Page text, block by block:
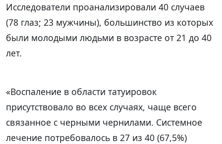
Исследователи проанализировали 40 случаев
(78 глаз; 23 мужчины), большинство из которых
были молодыми людьми в возрасте от 21 до 40
лет.
«Воспаление в области татуировок
присутствовало во всех случаях, чаще всего
связанное с черными чернилами. Системное
лечение потребовалось в 27 из 40 (67,5%)